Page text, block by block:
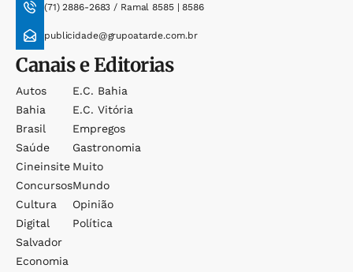
(71) 2886-2683 / Ramal 8585 | 8586
publicidade@grupoatarde.com.br
Canais e Editorias
Autos
Bahia
Brasil
Saúde
Cineinsite
Concursos
Cultura
Digital
Salvador
Economia
E.c. Bahia
E.c. Vitória
Empregos
Gastronomia
Muito
Mundo
Opinião
Política